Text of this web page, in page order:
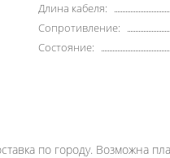
Длина кабеля:
Сопротивление:
Состояние:
по городу. Возможна